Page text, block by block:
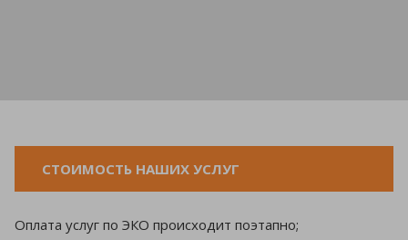
СТОИМОСТЬ НАШИХ УСЛУГ
Оплата услуг по ЭКО происходит поэтапно;